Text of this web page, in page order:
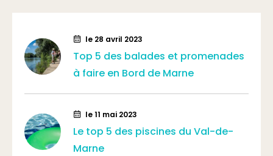
le 28 avril 2023
Top 5 des balades et promenades
à faire en Bord de Marne
le 11 mai 2023
Le top 5 des piscines du Val-de-
Marne